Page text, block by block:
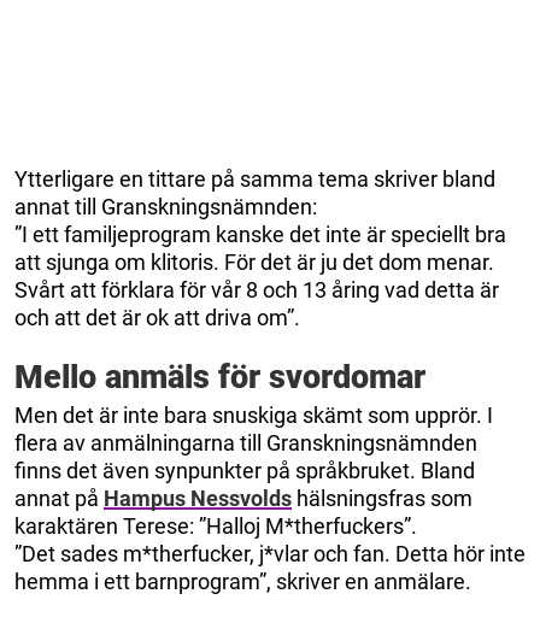
Ytterligare en tittare på samma tema skriver bland
annat till Granskningsnämnden:
”I ett familjeprogram kanske det inte är speciellt bra
att sjunga om klitoris. För det är ju det dom menar.
Svårt att förklara för vår 8 och 13 åring vad detta är
och att det är ok att driva om”.
Mello anmäls för svordomar
Men det är inte bara snuskiga skämt som upprör. I
flera av anmälningarna till Granskningsnämnden
finns det även synpunkter på språkbruket. Bland
annat på Hampus Nessvolds hälsningsfras som
karaktären Terese: ”Halloj M*therfuckers”.
”Det sades m*therfucker, j*vlar och fan. Detta hör inte
hemma i ett barnprogram”, skriver en anmälare.